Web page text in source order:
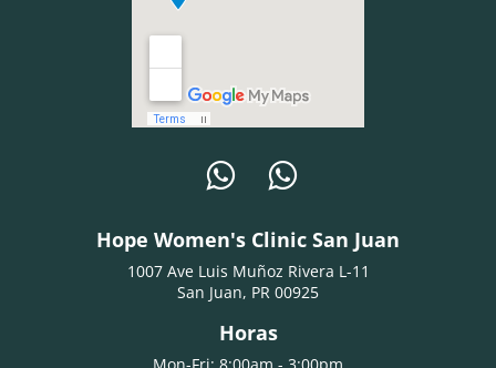
Hope Women's Clinic San Juan
1007 Ave Luis Muñoz Rivera L-11
Horas